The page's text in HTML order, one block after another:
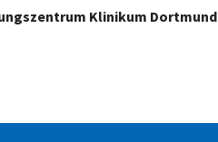
Klinikum Dortmund